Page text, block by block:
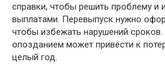
справки, чтобы решить проблему и
выплатами. Перевыпуск нужно
чтобы избежать нарушений
опозданием может привести к
целый год.